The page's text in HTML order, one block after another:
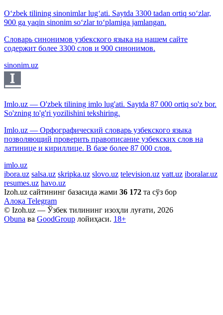
O‘zbek tilining sinonimlar lug‘ati. Saytda 3300 tadan ortiq so‘zlar,
900 ga yaqin sinonim so‘zlar to‘plamiga jamlangan.
Словарь синонимов узбекского языка на нашем сайте
содержит более 3300 слов и 900 синонимов.
sinonim.uz
Imlo.uz — O'zbek tilining imlo lug'ati. Saytda 87 000 ortiq so'z bor.
So'zning to'g'ri yozilishini tekshiring.
Imlo.uz — Орфографический словарь узбекского языка
позволяющий проверить правописание узбекских слов на
латинице и кириллице. В базе более 87 000 слов.
imlo.uz
ibora.uz salsa.uz skripka.uz slovo.uz television.uz vatt.uz iboralar.uz
resumes.uz havo.uz
Izoh.uz сайтининг базасида жами 36 172 та сўз бор
Алоқа Telegram
© Izoh.uz — Ўзбек тилининг изоҳли луғати, 2026
Obuna ва GoodGroup лойиҳаси. 18+